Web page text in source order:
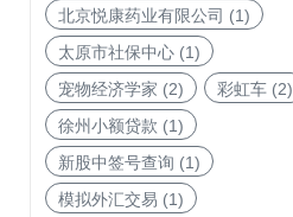
北京悦康药业有限公司 (1)
太原市社保中心(1)
宠物经济学家 (2) 彩虹车(2)
徐州小额贷款 (1)
新股中签号查询 (1)
模拟外汇交易 (1)